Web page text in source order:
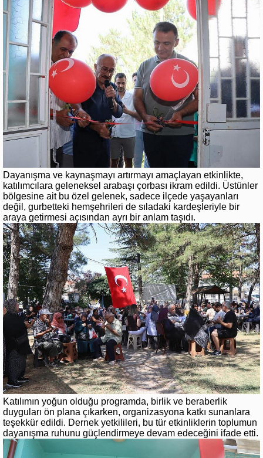
Dayanışma ve kaynaşmayı artırmayı amaçlayan etkinlikte,
katılımcılara geleneksel arabaşı çorbası ikram edildi. Üstünler
bölgesine ait bu özel gelenek, sadece ilçede yaşayanları
değil, gurbetteki hemşehrileri de sıladaki kardeşleriyle bir
araya getirmesi açısından ayrı bir anlam taşıdı.
Katılımın yoğun olduğu programda, birlik ve beraberlik
duyguları ön plana çıkarken, organizasyona katkı sunanlara
teşekkür edildi. Dernek yetkilileri, bu tür etkinliklerin toplumun
dayanışma ruhunu güçlendirmeye devam edeceğini ifade etti.